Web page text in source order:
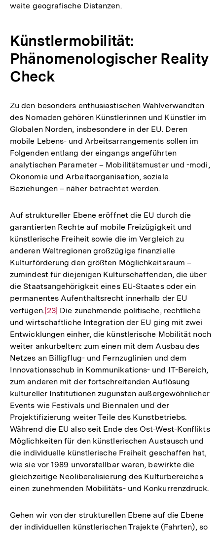
weite geografische Distanzen.
Künstlermobilität:
Phänomenologischer Reality
Check
Zu den besonders enthusiastischen Wahlverwandten
des Nomaden gehören Künstlerinnen und Künstler im
Globalen Norden, insbesondere in der EU. Deren
mobile Lebens- und Arbeitsarrangements sollen im
Folgenden entlang der eingangs angeführten
analytischen Parameter – Mobilitätsmuster und -modi,
Ökonomie und Arbeitsorganisation, soziale
Beziehungen – näher betrachtet werden.
Auf struktureller Ebene eröffnet die EU durch die
garantierten Rechte auf mobile Freizügigkeit und
künstlerische Freiheit sowie die im Vergleich zu
anderen Weltregionen großzügige finanzielle
Kulturförderung den größten Möglichkeitsraum –
zumindest für diejenigen Kulturschaffenden, die über
die Staatsangehörigkeit eines EU-Staates oder ein
permanentes Aufenthaltsrecht innerhalb der EU
verfügen.Zur
Auflösung
der
Fußnote
[23] Die zunehmende politische, rechtliche
und wirtschaftliche Integration der EU ging mit zwei
Entwicklungen einher, die künstlerische Mobilität noch
weiter ankurbelten: zum einen mit dem Ausbau des
Netzes an Billigflug- und Fernzuglinien und dem
Innovationsschub in Kommunikations- und IT-Bereich,
zum anderen mit der fortschreitenden Auflösung
kultureller Institutionen zugunsten außergewöhnlicher
Events wie Festivals und Biennalen und der
Projektifizierung weiter Teile des Kunstbetriebs.
Während die EU also seit Ende des Ost-West-Konflikts
Möglichkeiten für den künstlerischen Austausch und
die individuelle künstlerische Freiheit geschaffen hat,
wie sie vor 1989 unvorstellbar waren, bewirkte die
gleichzeitige Neoliberalisierung des Kulturbereiches
einen zunehmenden Mobilitäts- und Konkurrenzdruck.
Gehen wir von der strukturellen Ebene auf die Ebene
der individuellen künstlerischen Trajekte (Fahrten), so